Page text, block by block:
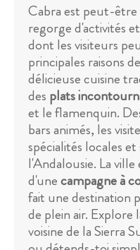
Cabra est peut-
regorge d'activités
dont les visiteurs
principales raisons
délicieuse cuisine
des plats
et le flamenquin.
bars animés, les
spécialités locales
l'Andalousie. La
d'unecampagne à
fait une destination
de plein air. Explore
voisine de la Sierra